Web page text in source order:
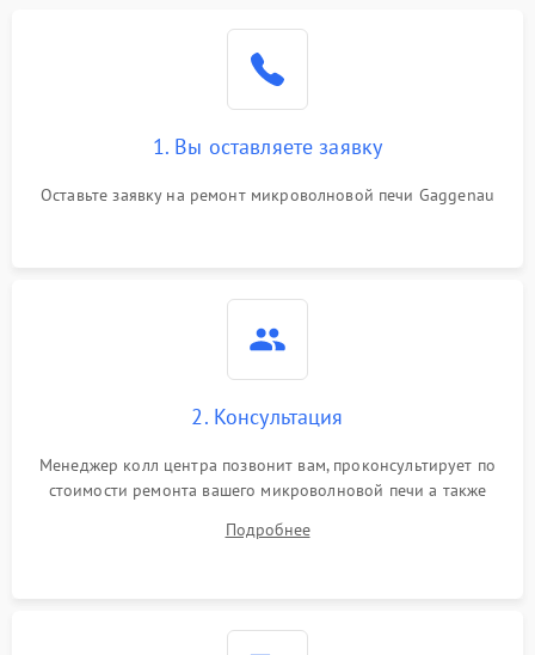
2200 ₽
Не работают сенсорные
1000 ₽
1. Вы оставляете заявку
Оставьте заявку на ремонт микроволновой печи Gaggenau
2. Консультация
Менеджер колл центра позвонит вам, проконсультирует по
стоимости ремонта вашего микроволновой печи а также
Подробнее